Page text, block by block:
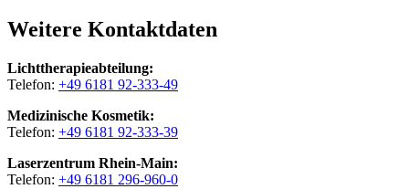
Weitere Kontaktdaten
Lichttherapieabteilung:
Telefon: +49 6181 92-333-49
Medizinische Kosmetik:
Telefon: +49 6181 92-333-39
Laserzentrum Rhein-Main:
Telefon: +49 6181 296-960-0